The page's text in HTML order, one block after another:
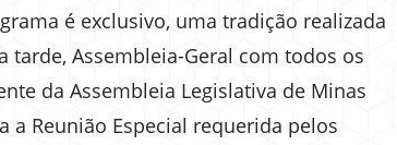
é exclusivo, uma tradição realizada
tarde, Assembleia-Geral com todos os
da Assembleia Legislativa de Minas
a Reunião Especial requerida pelos